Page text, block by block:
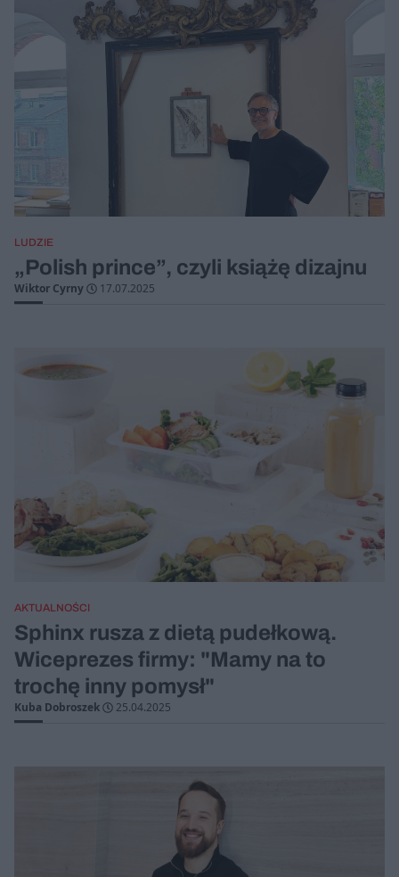
LUDZIE
„Polish prince”, czyli książę dizajnu
Wiktor Cyrny 17.07.2025
AKTUALNOŚCI
Sphinx rusza z dietą pudełkową.
Wiceprezes firmy: "Mamy na to
trochę inny pomysł"
Kuba Dobroszek 25.04.2025